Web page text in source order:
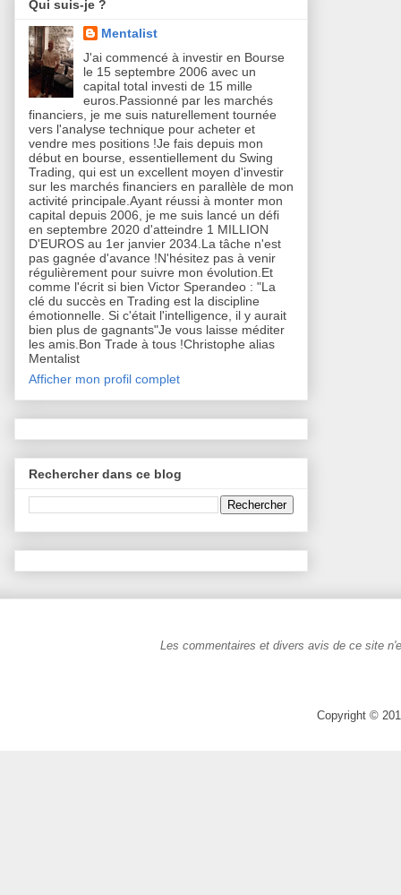
Qui suis-je ?
Mentalist
J'ai commencé à investir en Bourse
le 15 septembre 2006 avec un
capital total investi de 15 mille
euros.Passionné par les marchés
financiers, je me suis naturellement tournée
vers l'analyse technique pour acheter et
vendre mes positions !Je fais depuis mon
début en bourse, essentiellement du Swing
Trading, qui est un excellent moyen d'investir
sur les marchés financiers en parallèle de mon
activité principale.Ayant réussi à monter mon
capital depuis 2006, je me suis lancé un défi
en septembre 2020 d'atteindre 1 MILLION
D'EUROS au 1er janvier 2034.La tâche n'est
pas gagnée d'avance !N'hésitez pas à venir
régulièrement pour suivre mon évolution.Et
comme l'écrit si bien Victor Sperandeo : "La
clé du succès en Trading est la discipline
émotionnelle. Si c'était l'intelligence, il y aurait
bien plus de gagnants"Je vous laisse méditer
les amis.Bon Trade à tous !Christophe alias
Mentalist
Afficher mon profil complet
Rechercher dans ce blog
Les commentaires et divers avis de ce site
Copyright ©